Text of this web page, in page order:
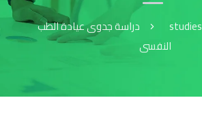
studies
دراسة جدوى عيادة الطب
النفسى